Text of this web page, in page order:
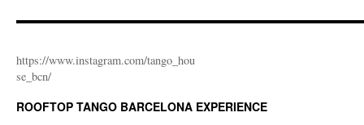
https://www.instagram.com/tango_hou
se_bcn/
ROOFTOP TANGO BARCELONA EXPERIENCE